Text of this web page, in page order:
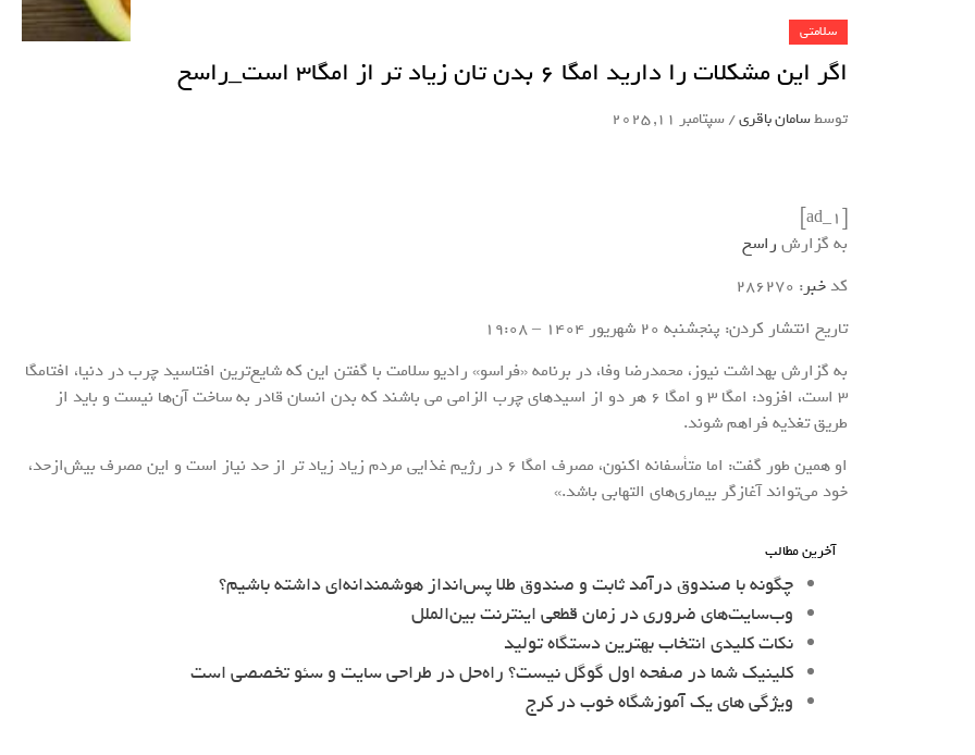
سلامتی
اگر این مشکلات را دارید امگا 6 بدن تان زیاد تر از امگا3 است_راسخ
توسطسامان باقری/سپتامبر 11, 2025
[ad_1]
به گزارش راسخ
کدخبر: 286270
تاریخ انتشار کردن: پنجشنبه 20 شهريور 1404 – 19:08
به گزارش بهداشت نیوز، محمدرضا وفا، در برنامه «فراسو» رادیو سلامت با گفتن این که شایع‌ترین افتاسید چرب در دنیا، افتامگا
۳ است، افزود: امگا ۳ و امگا ۶ هر دو از اسیدهای چرب الزامی می باشند که بدن انسان قادر به ساخت آن‌ها نیست و باید از
طریق تغذیه فراهم شوند.
او همین طور گفت: اما متأسفانه اکنون، مصرف امگا ۶ در رژیم غذایی مردم زیاد زیاد تر از حد نیاز است و این مصرف بیش‌ازحد،
خود می‌تواند آغازگر بیماری‌های التهابی باشد.»
آخرین مطالب
چگونه با صندوق درآمد ثابت و صندوق طلا پس‌انداز هوشمندانه‌ای داشته باشیم؟
وب‌سایت‌های ضروری در زمان قطعی اینترنت بین‌الملل
نکات کلیدی انتخاب بهترین دستگاه تولید
کلینیک شما در صفحه اول گوگل نیست؟ راه‌حل در طراحی سایت و سئو تخصصی است
ویژگی های یک آموزشگاه خوب در کرج